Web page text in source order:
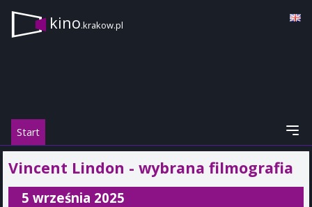
kino.krakow.pl
Start
Vincent Lindon - wybrana filmografia
5 września 2025